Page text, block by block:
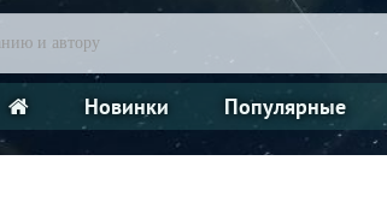
Новинки Популярные